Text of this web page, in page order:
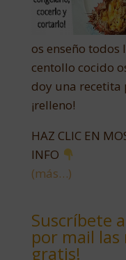
os enseño todos
centollo cocido
doy una
¡relleno!
HAZ CLIC EN
INFO
(más…)
Suscríbete
por mail las
gratis!